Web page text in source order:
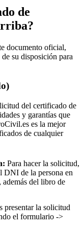
de
?
documento oficial,
su disposición para
del certificado de
y garantías que
es la mejor
de cualquier
Para hacer la solicitud,
DNI de la persona en
del libro de
presentar la solicitud
el formulario ->